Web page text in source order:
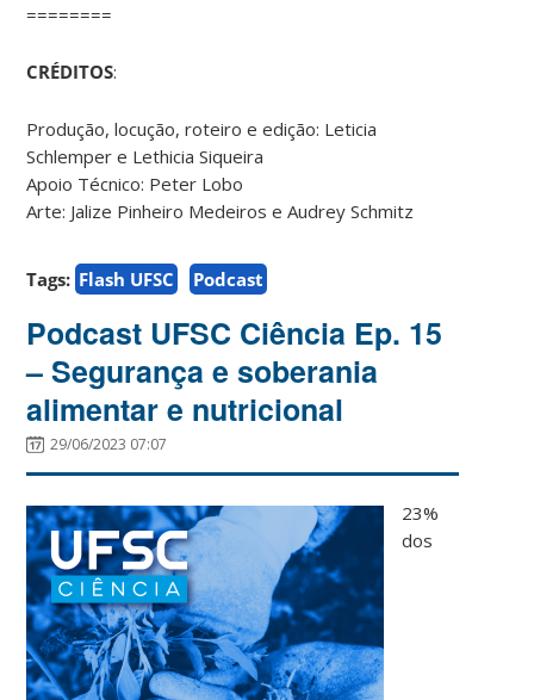
========
CRÉDITOS:
Produção, locução, roteiro e edição: Leticia
Schlemper e Lethicia Siqueira
Apoio Técnico: Peter Lobo
Arte: Jalize Pinheiro Medeiros e Audrey Schmitz
Tags: Flash UFSC Podcast
Podcast UFSC Ciência Ep. 15
– Segurança e soberania
alimentar e nutricional
29/06/2023 07:07
23%
dos